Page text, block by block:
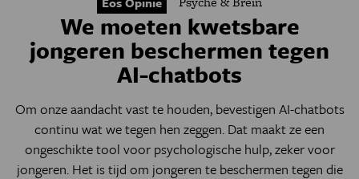
We moeten kwetsbare
jongeren beschermen tegen
AI-chatbots
Om onze aandacht vast te houden, bevestigen AI-chatbots
continu wat we tegen hen zeggen. Dat maakt ze een
ongeschikte tool voor psychologische hulp, zeker voor
jongeren. Het is tijd om jongeren te beschermen tegen die